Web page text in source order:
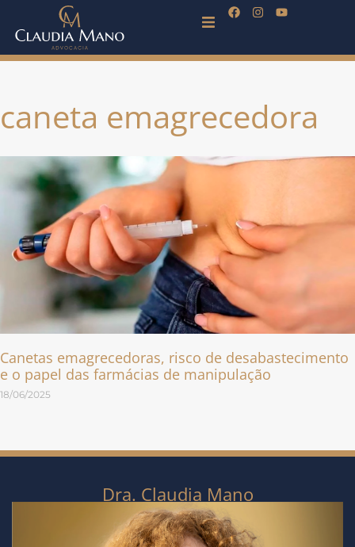
caneta emagrecedora
Canetas emagrecedoras, risco de desabastecimento
e o papel das farmácias de manipulação
18/06/2025
Dra. Claudia Mano